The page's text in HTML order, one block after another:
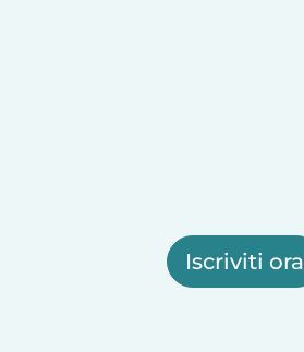
Iscriviti ora